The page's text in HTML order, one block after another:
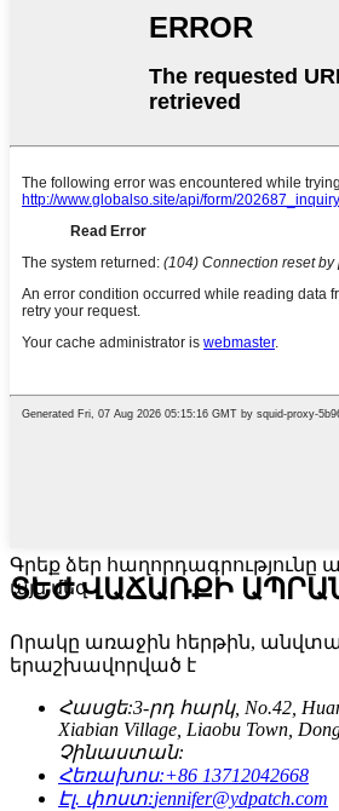
Գրեք ձեր հաղորդագրությունը
այն մեզ
ՏԵԺ ՎԱՃԱՌՔԻ
Որակը առաջին հերթին,
երաշխավորված է
Հասցե:3-րդ հարկ, No.42,
Xiabian Village, Liaobu Town,
Չինաստան:
Հեռախոս:+86 13712042668
Էլ. փոստ:jennifer@ydpatch.com